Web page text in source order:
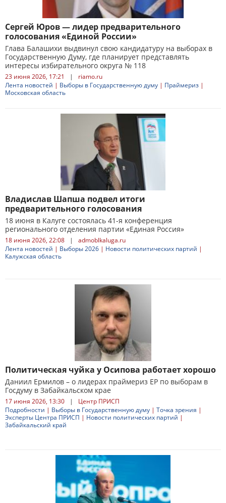
Сергей Юров — лидер предварительного
голосования «Единой России»
Глава Балашихи выдвинул свою кандидатуру на выборах в
Государственную Думу, где планирует представлять
интересы избирательного округа № 118
23 июня 2026, 17:21 |
riamo.ru
Лента новостей | Выборы в Государственную думу | Праймериз |
Московская область
Владислав Шапша подвел итоги
предварительного голосования
18 июня в Калуге состоялась 41-я конференция
регионального отделения партии «Единая Россия»
18 июня 2026, 22:08 |
admoblkaluga.ru
Лента новостей | Выборы 2026 | Новости политических партий |
Калужская область
Политическая чуйка у Осипова работает хорошо
Даниил Ермилов – о лидерах праймериз ЕР по выборам в
Госдуму в Забайкальском крае
17 июня 2026, 13:30 |
Центр ПРИСП
Подробности | Выборы в Государственную думу | Точка зрения |
Эксперты Центра ПРИСП | Новости политических партий |
Забайкальский край